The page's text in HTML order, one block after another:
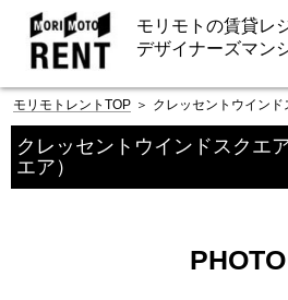
モリモトの賃貸レ
デザイナーズマン
モリモトレントTOP ＞ クレッセントウインド
クレッセントウインドスクエ
エア）